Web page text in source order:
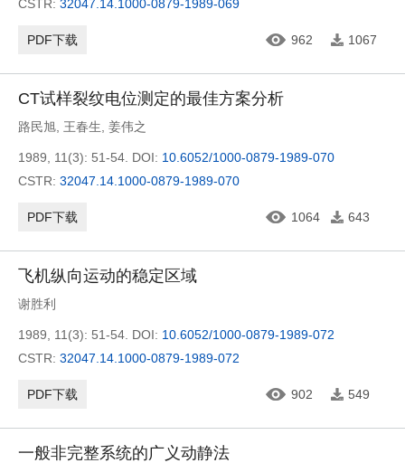
CSTR: 32047.14.1000-0879-1989-069
PDF下载 962 1067
CT试样裂纹电位测定的最佳方案分析
路民旭 王春生 姜伟之
1989, 11(3): 51-54. DOI: 10.6052/1000-0879-1989-070
CSTR: 32047.14.1000-0879-1989-070
PDF下载 1064 643
飞机纵向运动的稳定区域
谢胜利
1989, 11(3): 51-54. DOI: 10.6052/1000-0879-1989-072
CSTR: 32047.14.1000-0879-1989-072
PDF下载 902 549
一般非完整系统的广义动静法